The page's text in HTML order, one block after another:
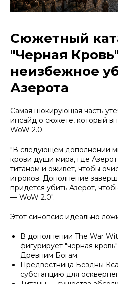
Сюжетный
"Черная
неизбежное
Азерота
Самая шокирующая часть
инсайд о сюжете, который
WoW 2.0.
"В следующем дополнении
крови души мира, где
титаном и оживет, чтобы
игроков. Дополнение
придется убить Азерот,
— WoW 2.0".
Этот синопсис идеально
В дополнении The War
фигурирует "черная
Древним Богам.
Предвестница Бездны
субстанцию для